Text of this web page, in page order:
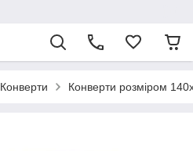
Конверти Конверти розміром